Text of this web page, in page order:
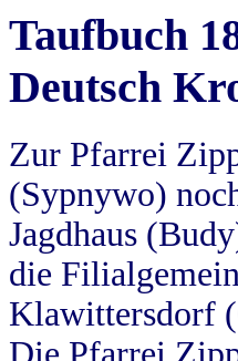
Taufbuch
Deutsch
Zur Pfarrei
(Sypnywo)
Jagdhaus
die
Klawittersdorf